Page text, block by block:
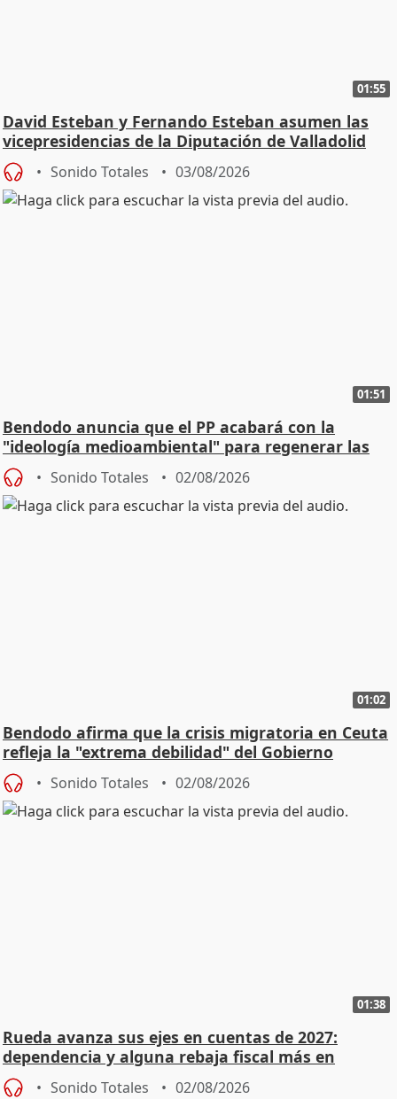
01:55
David Esteban y Fernando Esteban asumen las
vicepresidencias de la Diputación de Valladolid
Sonido Totales 03/08/2026
01:51
Bendodo anuncia que el PP acabará con la
"ideología medioambiental" para regenerar las
playas
Sonido Totales 02/08/2026
01:02
Bendodo afirma que la crisis migratoria en Ceuta
refleja la "extrema debilidad" del Gobierno
Sonido Totales 02/08/2026
01:38
Rueda avanza sus ejes en cuentas de 2027:
dependencia y alguna rebaja fiscal más en
vivienda
Sonido Totales 02/08/2026